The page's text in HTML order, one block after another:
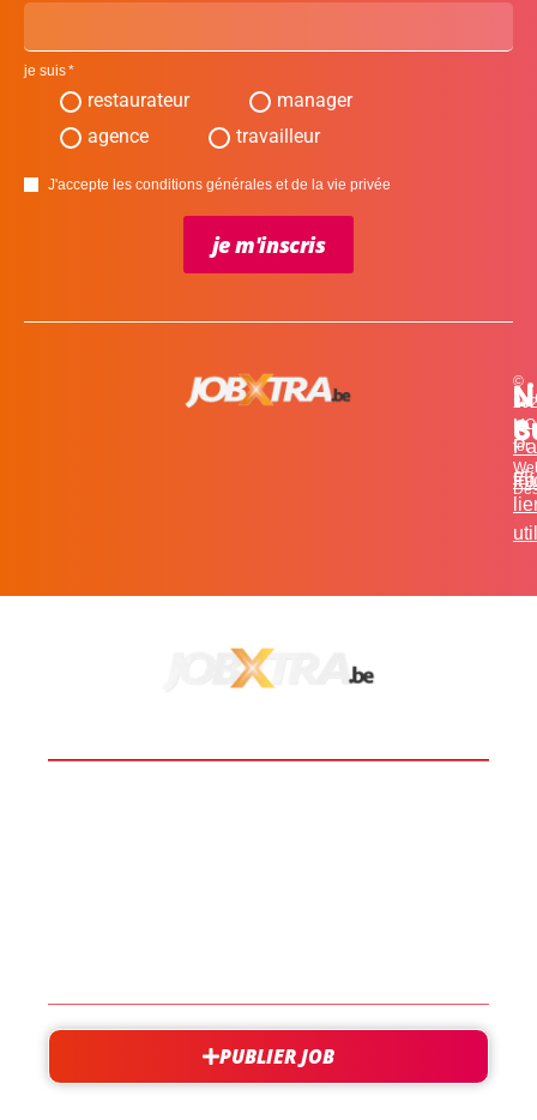
et
©
for
je suis
restaurateur
manager
agence
travailleur
J'accepte les conditions générales et de la vie privée
je m'inscris
PUBLIER JOB